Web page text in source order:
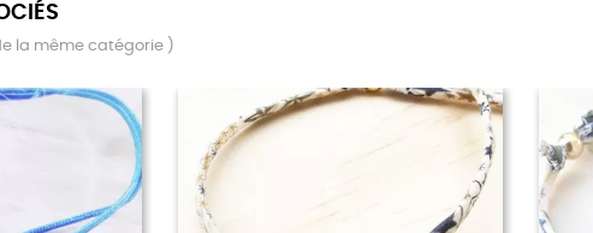
la même catégorie )
RUPTURE DE STOCK